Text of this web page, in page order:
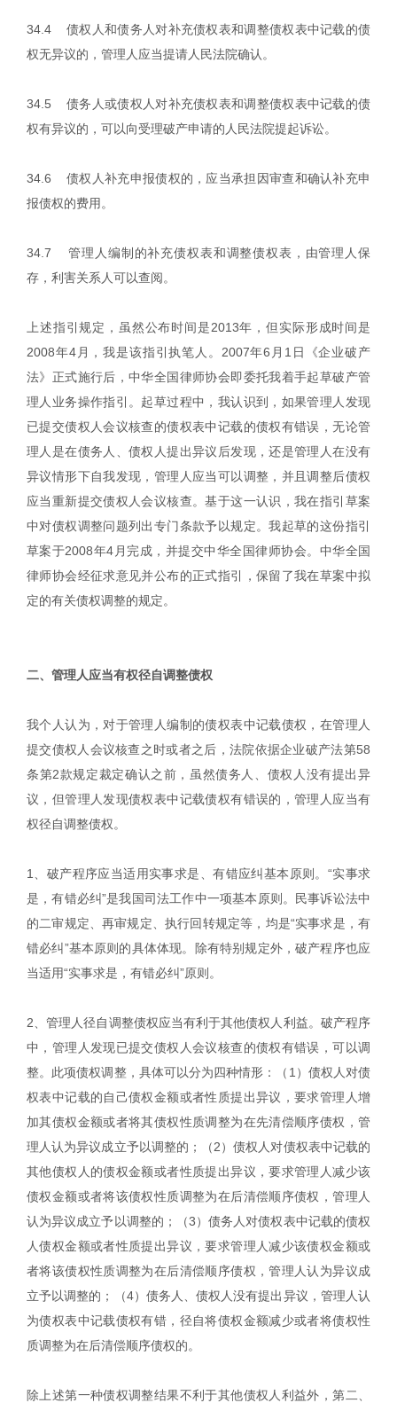
34.4 债权人和债务人对补充债权表和调整债权表中记载的债
权无异议的，管理人应当提请人民法院确认。
34.5 债务人或债权人对补充债权表和调整债权表中记载的债
权有异议的，可以向受理破产申请的人民法院提起诉讼。
34.6 债权人补充申报债权的，应当承担因审查和确认补充申
报债权的费用。
34.7 管理人编制的补充债权表和调整债权表，由管理人保
存，利害关系人可以查阅。
上述指引规定，虽然公布时间是2013年，但实际形成时间是
2008年4月，我是该指引执笔人。2007年6月1日《企业破产
法》正式施行后，中华全国律师协会即委托我着手起草破产管
理人业务操作指引。起草过程中，我认识到，如果管理人发现
已提交债权人会议核查的债权表中记载的债权有错误，无论管
理人是在债务人、债权人提出异议后发现，还是管理人在没有
异议情形下自我发现，管理人应当可以调整，并且调整后债权
应当重新提交债权人会议核查。基于这一认识，我在指引草案
中对债权调整问题列出专门条款予以规定。我起草的这份指引
草案于2008年4月完成，并提交中华全国律师协会。中华全国
律师协会经征求意见并公布的正式指引，保留了我在草案中拟
定的有关债权调整的规定。
二、管理人应当有权径自调整债权
我个人认为，对于管理人编制的债权表中记载债权，在管理人
提交债权人会议核查之时或者之后，法院依据企业破产法第58
条第2款规定裁定确认之前，虽然债务人、债权人没有提出异
议，但管理人发现债权表中记载债权有错误的，管理人应当有
权径自调整债权。
1、破产程序应当适用实事求是、有错应纠基本原则。“实事求
是，有错必纠”是我国司法工作中一项基本原则。民事诉讼法中
的二审规定、再审规定、执行回转规定等，均是“实事求是，有
错必纠”基本原则的具体体现。除有特别规定外，破产程序也应
当适用“实事求是，有错必纠”原则。
2、管理人径自调整债权应当有利于其他债权人利益。破产程序
中，管理人发现已提交债权人会议核查的债权有错误，可以调
整。此项债权调整，具体可以分为四种情形：（1）债权人对债
权表中记载的自己债权金额或者性质提出异议，要求管理人增
加其债权金额或者将其债权性质调整为在先清偿顺序债权，管
理人认为异议成立予以调整的；（2）债权人对债权表中记载的
其他债权人的债权金额或者性质提出异议，要求管理人减少该
债权金额或者将该债权性质调整为在后清偿顺序债权，管理人
认为异议成立予以调整的；（3）债务人对债权表中记载的债权
人债权金额或者性质提出异议，要求管理人减少该债权金额或
者将该债权性质调整为在后清偿顺序债权，管理人认为异议成
立予以调整的；（4）债务人、债权人没有提出异议，管理人认
为债权表中记载债权有错，径自将债权金额减少或者将债权性
质调整为在后清偿顺序债权的。
除上述第一种债权调整结果不利于其他债权人利益外，第二、